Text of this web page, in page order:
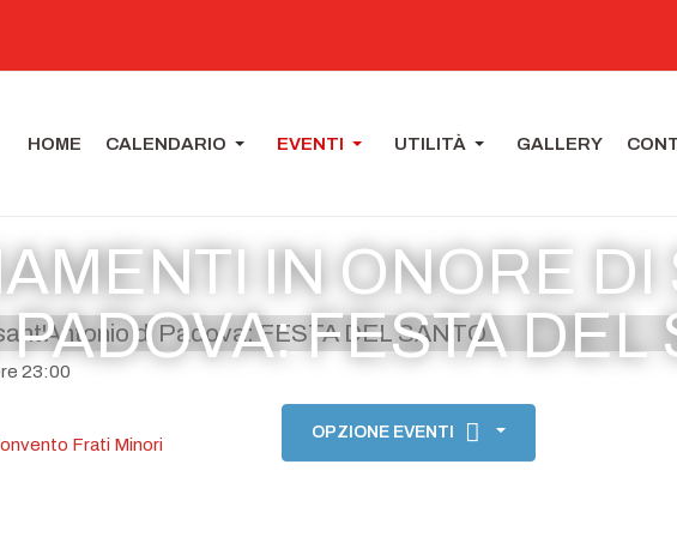
HOME CALENDARIO EVENTI UTILITÀ GALLERY
IN ONORE DI
PADOVA: FESTA DEL
OPZIONE EVENTI
23:00
Frati Minori